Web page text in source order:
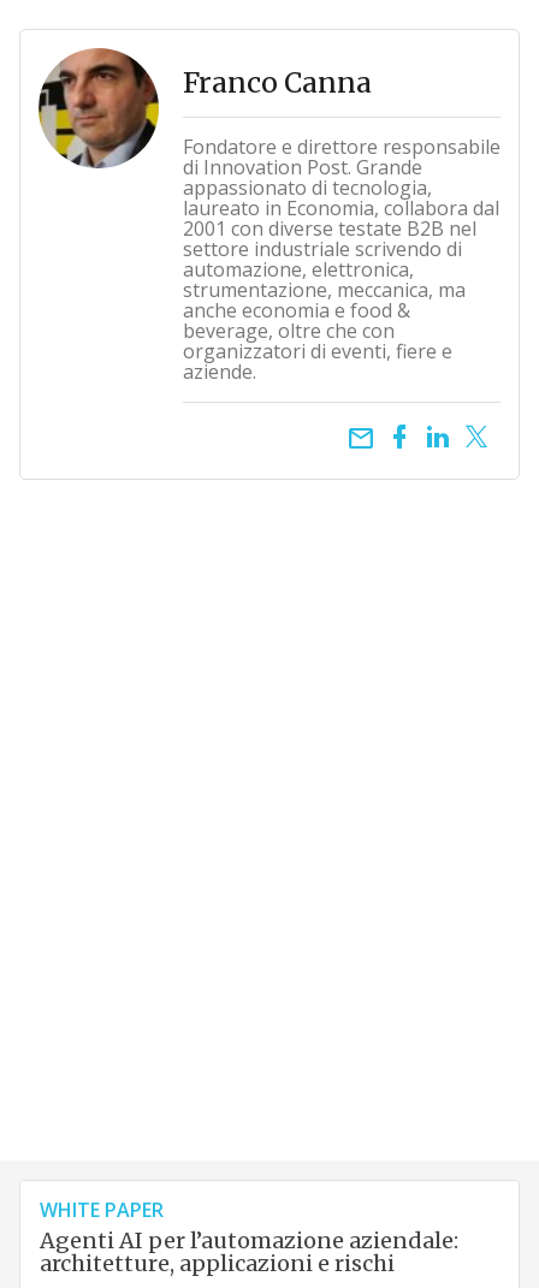
Franco Canna
Fondatore e direttore responsabile
di Innovation Post. Grande
appassionato di tecnologia,
laureato in Economia, collabora dal
2001 con diverse testate B2B nel
settore industriale scrivendo di
automazione, elettronica,
strumentazione, meccanica, ma
anche economia e food &
beverage, oltre che con
organizzatori di eventi, fiere e
aziende.
email
WHITE PAPER
Agenti AI per l’automazione aziendale:
architetture, applicazioni e rischi